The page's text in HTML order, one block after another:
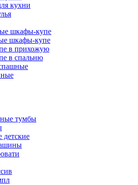
кухни
шкафы-купе
шкафы-купе
в прихожую
в спальню
тумбы